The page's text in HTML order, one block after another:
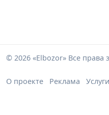
© 2026 «Elbozor» Все
О проекте Реклама Услуги